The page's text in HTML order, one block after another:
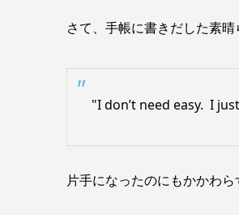
さて、手帳に書きだした素
"I don’t need easy. I
片手になったのにもかかわ